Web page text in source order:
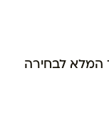
המלא לבחירה